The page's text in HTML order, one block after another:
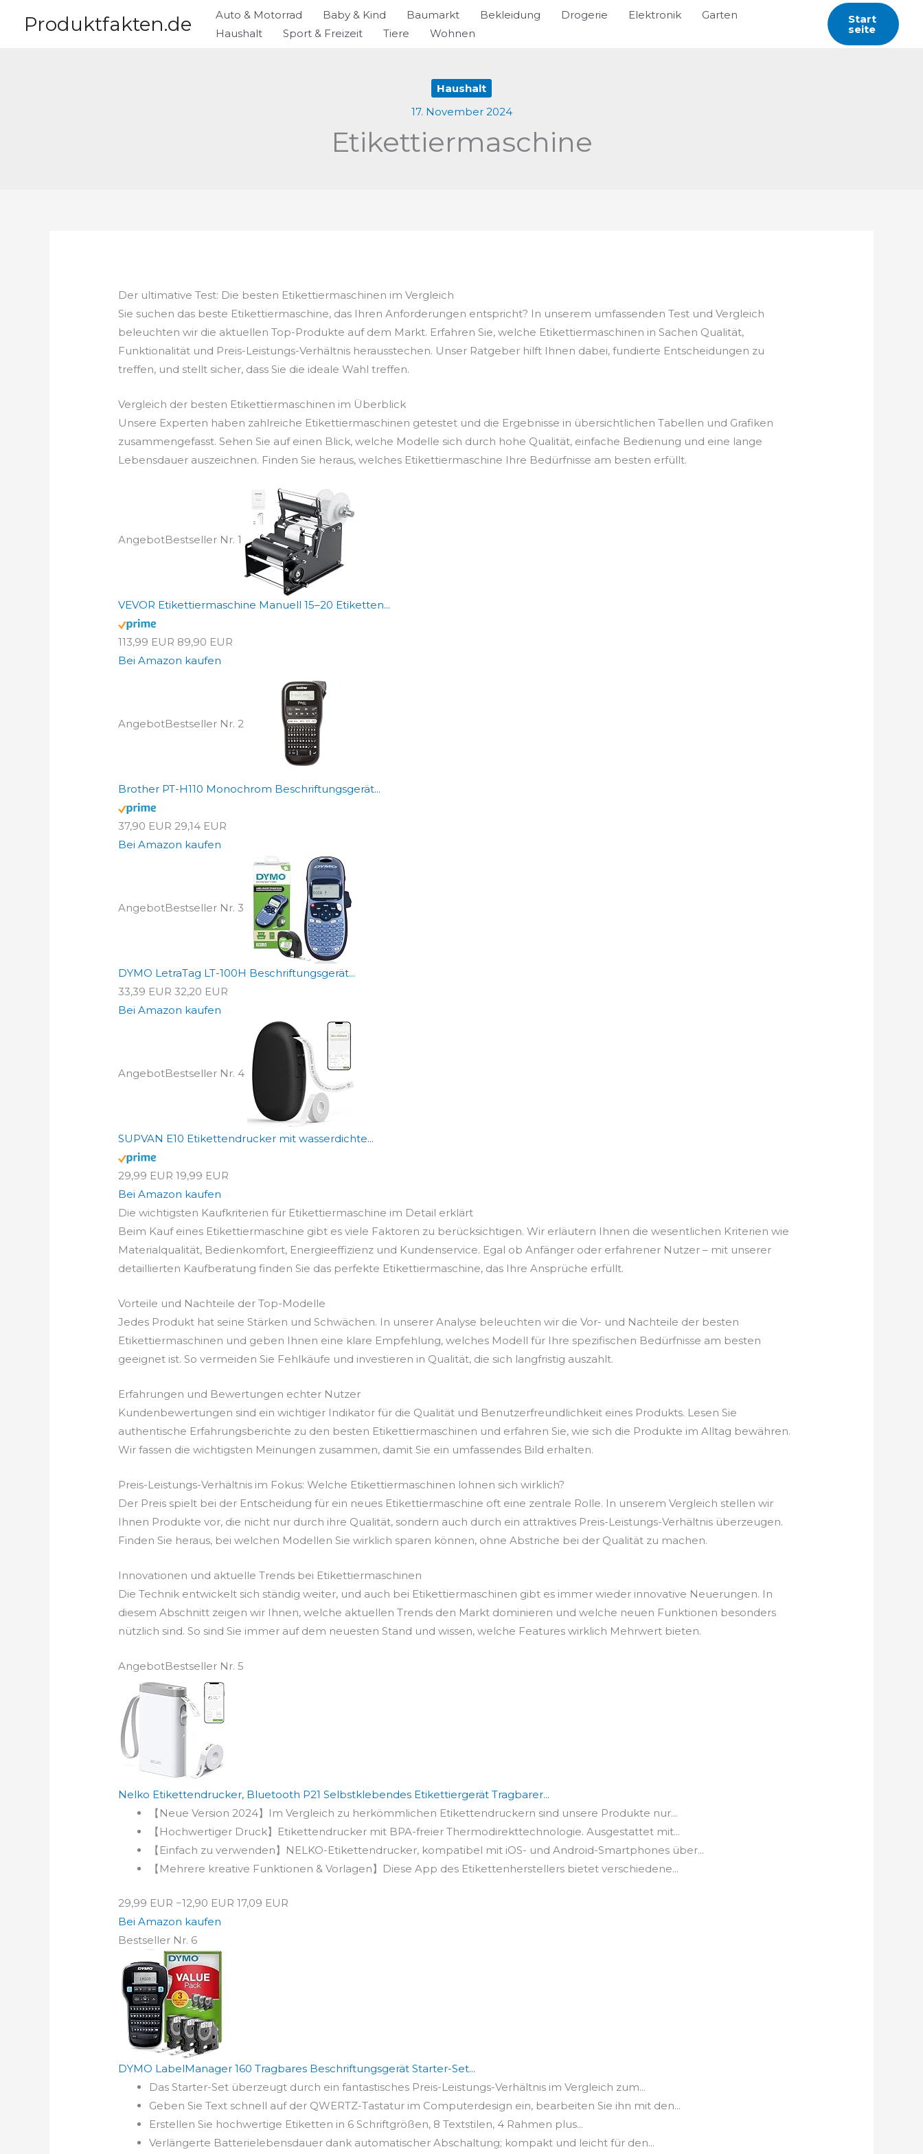
InhaltProduktfakten.de Auto & Motorrad Baby & Kind Baumarkt Bekleidung Drogerie Elektronik
Garten
Haushalt
Sport & Freizeit Tiere Wohnen
Start
Seite
Haushalt
17. November 2024
Etikettiermaschine
Der ultimative Test: Die besten Etikettiermaschinen im Vergleich
Sie suchen das beste Etikettiermaschine, das Ihren Anforderungen entspricht? In unserem umfassenden Test und Vergleich
beleuchten wir die aktuellen Top-Produkte auf dem Markt. Erfahren Sie, welche Etikettiermaschinen in Sachen Qualität,
Funktionalität und Preis-Leistungs-Verhältnis herausstechen. Unser Ratgeber hilft Ihnen dabei, fundierte Entscheidungen zu
treffen, und stellt sicher, dass Sie die ideale Wahl treffen.
Vergleich der besten Etikettiermaschinen im Überblick
Unsere Experten haben zahlreiche Etikettiermaschinen getestet und die Ergebnisse in übersichtlichen Tabellen und Grafiken
zusammengefasst. Sehen Sie auf einen Blick, welche Modelle sich durch hohe Qualität, einfache Bedienung und eine lange
Lebensdauer auszeichnen. Finden Sie heraus, welches Etikettiermaschine Ihre Bedürfnisse am besten erfüllt.
AngebotBestseller Nr. 1
VEVOR Etikettiermaschine Manuell 15–20 Etiketten...
113,99 EUR 89,90 EUR
Bei Amazon kaufen
AngebotBestseller Nr. 2
Brother PT-H110 Monochrom Beschriftungsgerät...
37,90 EUR 29,14 EUR
Bei Amazon kaufen
AngebotBestseller Nr. 3
DYMO LetraTag LT-100H Beschriftungsgerät...
33,39 EUR 32,20 EUR
Bei Amazon kaufen
AngebotBestseller Nr. 4
SUPVAN E10 Etikettendrucker mit wasserdichte...
29,99 EUR 19,99 EUR
Bei Amazon kaufen
Die wichtigsten Kaufkriterien für Etikettiermaschine im Detail erklärt
Beim Kauf eines Etikettiermaschine gibt es viele Faktoren zu berücksichtigen. Wir erläutern Ihnen die wesentlichen Kriterien wie
Materialqualität, Bedienkomfort, Energieeffizienz und Kundenservice. Egal ob Anfänger oder erfahrener Nutzer – mit unserer
detaillierten Kaufberatung finden Sie das perfekte Etikettiermaschine, das Ihre Ansprüche erfüllt.
Vorteile und Nachteile der Top-Modelle
Jedes Produkt hat seine Stärken und Schwächen. In unserer Analyse beleuchten wir die Vor- und Nachteile der besten
Etikettiermaschinen und geben Ihnen eine klare Empfehlung, welches Modell für Ihre spezifischen Bedürfnisse am besten
geeignet ist. So vermeiden Sie Fehlkäufe und investieren in Qualität, die sich langfristig auszahlt.
Erfahrungen und Bewertungen echter Nutzer
Kundenbewertungen sind ein wichtiger Indikator für die Qualität und Benutzerfreundlichkeit eines Produkts. Lesen Sie
authentische Erfahrungsberichte zu den besten Etikettiermaschinen und erfahren Sie, wie sich die Produkte im Alltag bewähren.
Wir fassen die wichtigsten Meinungen zusammen, damit Sie ein umfassendes Bild erhalten.
Preis-Leistungs-Verhältnis im Fokus: Welche Etikettiermaschinen lohnen sich wirklich?
Der Preis spielt bei der Entscheidung für ein neues Etikettiermaschine oft eine zentrale Rolle. In unserem Vergleich stellen wir
Ihnen Produkte vor, die nicht nur durch ihre Qualität, sondern auch durch ein attraktives Preis-Leistungs-Verhältnis überzeugen.
Finden Sie heraus, bei welchen Modellen Sie wirklich sparen können, ohne Abstriche bei der Qualität zu machen.
Innovationen und aktuelle Trends bei Etikettiermaschinen
Die Technik entwickelt sich ständig weiter, und auch bei Etikettiermaschinen gibt es immer wieder innovative Neuerungen. In
diesem Abschnitt zeigen wir Ihnen, welche aktuellen Trends den Markt dominieren und welche neuen Funktionen besonders
nützlich sind. So sind Sie immer auf dem neuesten Stand und wissen, welche Features wirklich Mehrwert bieten.
AngebotBestseller Nr. 5
Nelko Etikettendrucker, Bluetooth P21 Selbstklebendes Etikettiergerät Tragbarer...
【Neue Version 2024】Im Vergleich zu herkömmlichen Etikettendruckern sind unsere Produkte nur...
【Hochwertiger Druck】Etikettendrucker mit BPA-freier Thermodirekttechnologie. Ausgestattet mit...
【Einfach zu verwenden】NELKO-Etikettendrucker, kompatibel mit iOS- und Android-Smartphones über...
【Mehrere kreative Funktionen & Vorlagen】Diese App des Etikettenherstellers bietet verschiedene...
29,99 EUR −12,90 EUR 17,09 EUR
Bei Amazon kaufen
Bestseller Nr. 6
DYMO LabelManager 160 Tragbares Beschriftungsgerät Starter-Set...
Das Starter-Set überzeugt durch ein fantastisches Preis-Leistungs-Verhältnis im Vergleich zum...
Geben Sie Text schnell auf der QWERTZ-Tastatur im Computerdesign ein, bearbeiten Sie ihn mit den...
Erstellen Sie hochwertige Etiketten in 6 Schriftgrößen, 8 Textstilen, 4 Rahmen plus...
Verlängerte Batterielebensdauer dank automatischer Abschaltung; kompakt und leicht für den...